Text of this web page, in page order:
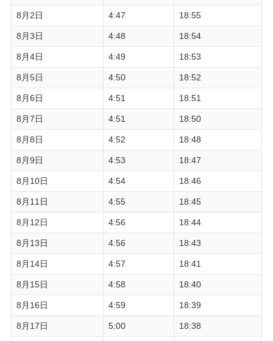
8月2日 4:47 18:55
8月3日 4:48 18:54
8月4日 4:49 18:53
8月5日 4:50 18:52
8月6日 4:51 18:51
8月7日 4:51 18:50
8月8日 4:52 18:48
8月9日 4:53 18:47
8月10日 4:54 18:46
8月11日 4:55 18:45
8月12日 4:56 18:44
8月13日 4:56 18:43
8月14日 4:57 18:41
8月15日 4:58 18:40
8月16日 4:59 18:39
8月17日 5:00 18:38